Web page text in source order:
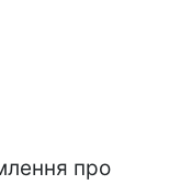
про